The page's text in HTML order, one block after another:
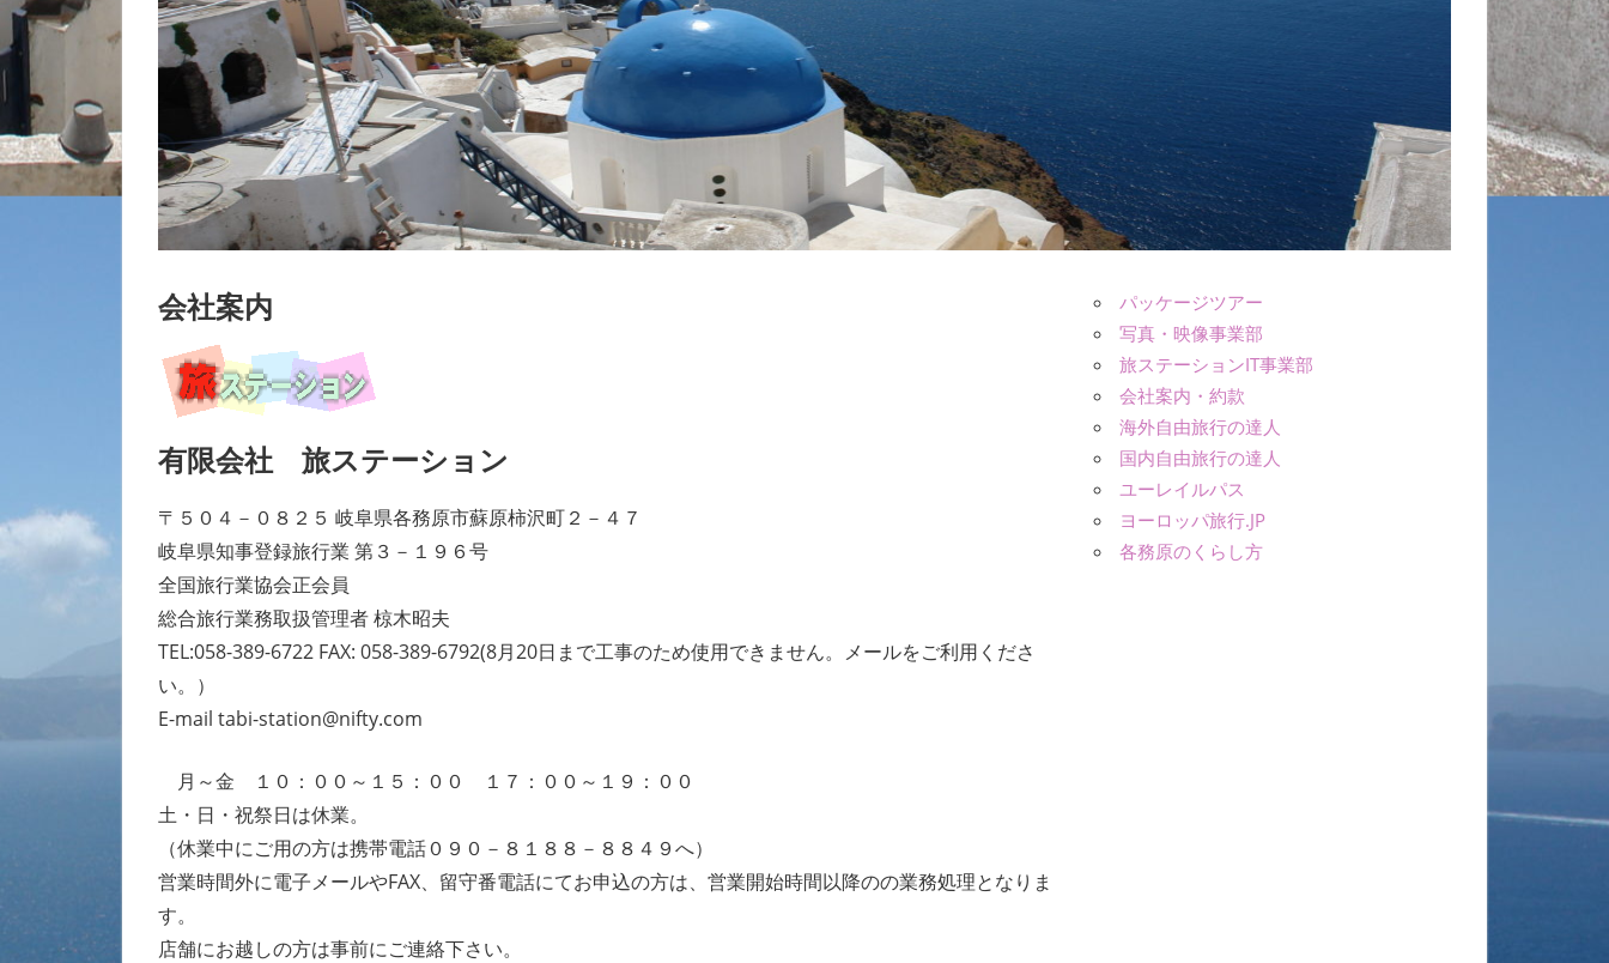
会社案内
有限会社 旅ステーション
〒５０４－０８２５ 岐阜県各務原市蘇原柿沢町２－４７
岐阜県知事登録旅行業 第３－１９６号
全国旅行業協会正会員
総合旅行業務取扱管理者 椋木昭夫
TEL:058-389-6722 FAX: 058-389-6792(8月20日まで工事のため使用できません。メールをご利用くださ
い。）
E-mail tabi-station@nifty.com
月～金 １０：００～１５：００ １７：００～１９：００
土・日・祝祭日は休業。
（休業中にご用の方は携帯電話０９０－８１８８－８８４９へ）
営業時間外に電子メールやFAX、留守番電話にてお申込の方は、営業開始時間以降のの業務処理となりま
す。
店舗にお越しの方は事前にご連絡下さい。
パッケージツアー
写真・映像事業部
旅ステーションIT事業部
会社案内・約款
海外自由旅行の達人
国内自由旅行の達人
ユーレイルパス
ヨーロッパ旅行.JP
各務原のくらし方